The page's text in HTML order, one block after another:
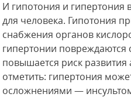
И гипотония и гипертония
для человека. Гипотония
снабжения органов
гипертонии повреждаются
повышается риск развития
отметить: гипертония
осложнениями —